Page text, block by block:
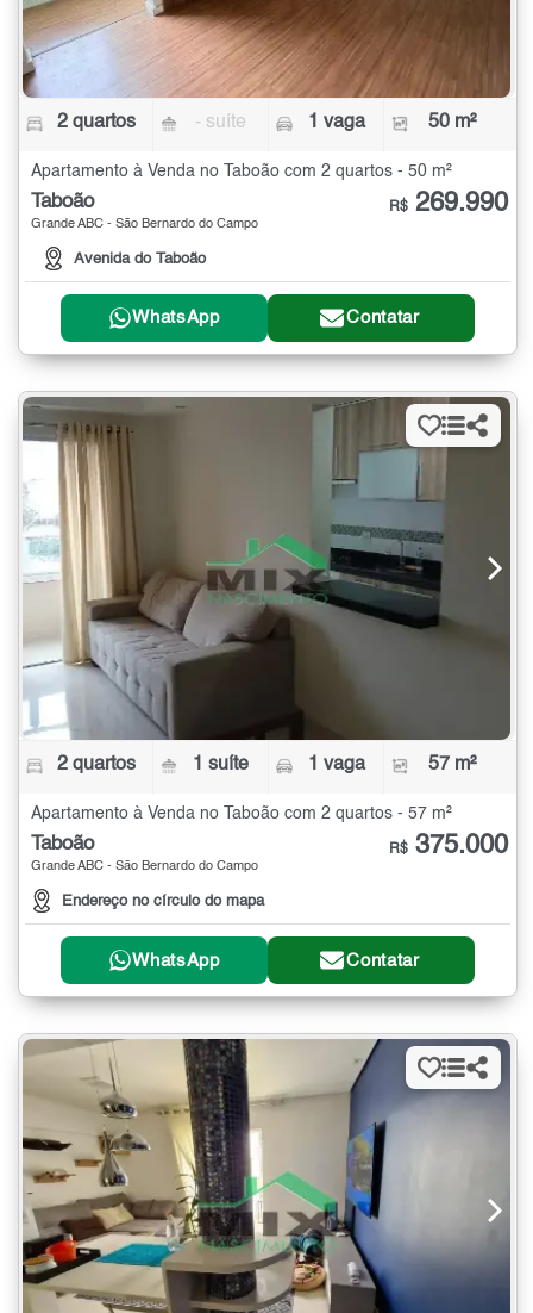
2 quartos - suíte 1 vaga 50 m²
Apartamento à Venda no Taboão com 2 quartos - 50 m²
Taboão
Grande ABC - São Bernardo do Campo
Avenida do Taboão
R$ 269.990
WhatsApp Contatar
2 quartos 1 suíte 1 vaga 57 m²
Apartamento à Venda no Taboão com 2 quartos - 57 m²
Taboão
Grande ABC - São Bernardo do Campo
Endereço no círculo do mapa
R$ 375.000
WhatsApp Contatar